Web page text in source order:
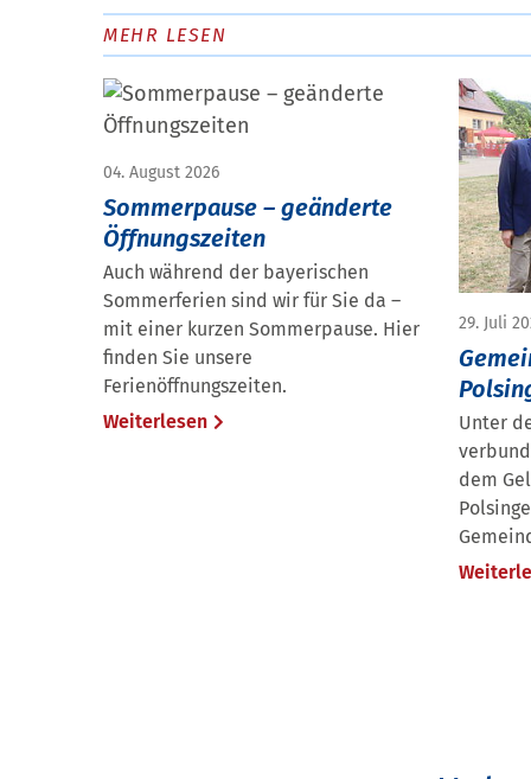
MEHR LESEN
04. August 2026
Sommerpause – geänderte
Öffnungszeiten
Auch während der bayerischen
Sommerferien sind wir für Sie da –
mit einer kurzen Sommerpause. Hier
finden Sie unsere
Ferienöffnungszeiten.
Weiterlesen
29. Juli
Unter
dem